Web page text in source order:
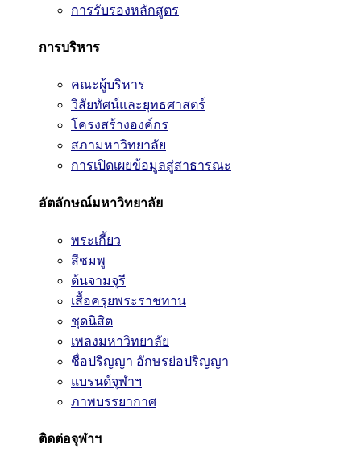
การรับรองหลักสูตร
การบริหาร
คณะผู้บริหาร
วิสัยทัศน์และยุทธศาสตร์
โครงสร้างองค์กร
สภามหาวิทยาลัย
การเปิดเผยข้อมูลสู่สาธารณะ
อัตลักษณ์มหาวิทยาลัย
พระเกี้ยว
สีชมพู
ต้นจามจุรี
เสื้อครุยพระราชทาน
ชุดนิสิต
เพลงมหาวิทยาลัย
ชื่อปริญญา อักษรย่อปริญญา
แบรนด์จุฬาฯ
ภาพบรรยากาศ
ติดต่อจุฬาฯ